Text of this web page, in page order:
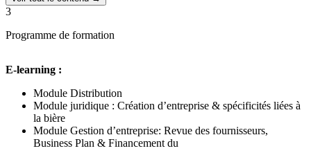
toutes les clés, pratiques et connaissances pour vous accompagner
Le Compte Personnel de Formation (CPF)
Votre entreprise / OPCO
Vos propres moyens
N'hésitez pas à nous contacter pour tout renseignement
supplémentaire, nous serions ravis d'en savoir plus sur votre projet et
3
Programme de formation
E-learning :
Module Distribution
Module juridique : Création d’entreprise & spécificités liées à
la bière
Module Gestion d’entreprise: Revue des fournisseurs,
Business Plan & Financement du